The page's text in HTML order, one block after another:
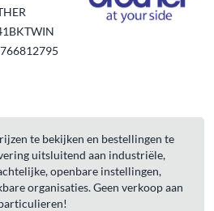
te bekijken en bestellingen te
uitsluitend aan industriële,
openbare instellingen,
organisaties. Geen verkoop aan